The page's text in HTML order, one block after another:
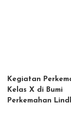
Kegiatan
Kelas X di Bumi
Perkemahan